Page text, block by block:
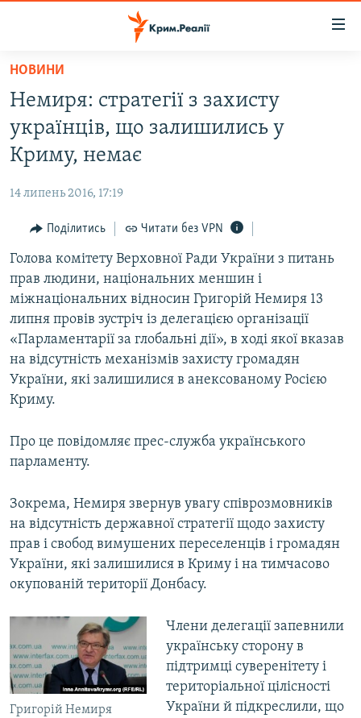
Перейти
основного
матеріалу
Перейти
до
основної
Перейти
пошуку
ВОДА.КРИМ
ВІДЕО ТА ФОТО
БЛОГИ
ПОГЛЯД
ІНТЕРВ'Ю
ВСЕ ЗА ДЕНЬ
СПЕЦПРОЕКТИ
ДЕПОРТАЦІЯ
ВІДЕОУРОКИ «ELIFBE»
СВІДЧЕННЯ ОКУПАЦІЇ
УКРАЇНСЬКА ПРОБЛЕМА КРИМУ
ІНФОГРАФІКА
ЯК ОБІЙТИ БЛОКУВАННЯ
Русский
ДОЛУЧАЙСЯ!
Усі сайти RFE/RL
НОВИНИ
Немиря: стратегії з захисту
українців, що залишились у
Криму, немає
14 липень 2016, 17:19
Поділитись Читати без VPN
Голова комітету Верховної Ради України з питань
прав людини, національних меншин і
міжнаціональних відносин Григорій Немиря 13
липня провів зустріч із делегацією організації
«Парламентарії за глобальні дії», в ході якої вказав
на відсутність механізмів захисту громадян
України, які залишилися в анексованому Росією
Криму.
Про це повідомляє прес-служба українського
парламенту.
Зокрема, Немиря звернув увагу співрозмовників
на відсутність державної стратегії щодо захисту
прав і свобод вимушених переселенців і громадян
України, які залишилися в Криму і на тимчасово
окупованій території Донбасу.
Григорій Немиря
Члени делегації запевнили
українську сторону в
підтримці суверенітету і
територіальної цілісності
України й підкреслили, що